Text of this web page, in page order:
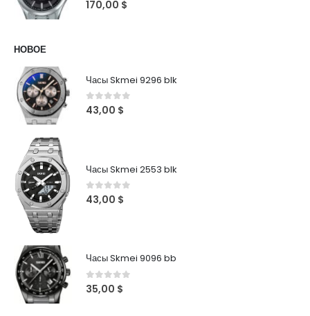
0out of 5
170,00 $
НОВОЕ
Часы Skmei 9296 blk
0 out of 5
43,00 $
Часы Skmei 2553 blk
0 out of 5
43,00 $
Часы Skmei 9096 bb
0out of 5
35,00 $